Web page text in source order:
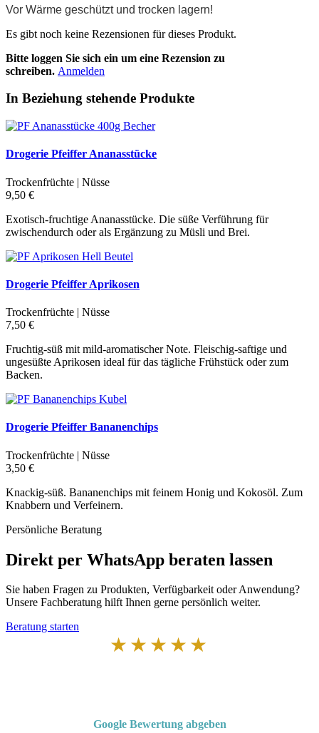
Vor Wärme geschützt und trocken lagern!
Es gibt noch keine Rezensionen für dieses Produkt.
Bitte loggen Sie sich ein um eine Rezension zu
schreiben. Anmelden
In Beziehung stehende Produkte
Drogerie Pfeiffer Ananasstücke
Trockenfrüchte | Nüsse
9,50 €
Exotisch-fruchtige Ananasstücke. Die süße Verführung für
zwischendurch oder als Ergänzung zu Müsli und Brei.
Drogerie Pfeiffer Aprikosen
Trockenfrüchte | Nüsse
7,50 €
Fruchtig-süß mit mild-aromatischer Note. Fleischig-saftige und
ungesüßte Aprikosen ideal für das tägliche Frühstück oder zum
Backen.
Drogerie Pfeiffer Bananenchips
Trockenfrüchte | Nüsse
3,50 €
Knackig-süß. Bananenchips mit feinem Honig und Kokosöl. Zum
Knabbern und Verfeinern.
Persönliche Beratung
Direkt per WhatsApp beraten lassen
Sie haben Fragen zu Produkten, Verfügbarkeit oder Anwendung?
Unsere Fachberatung hilft Ihnen gerne persönlich weiter.
Beratung starten
★★★★★
Google Bewertung abgeben